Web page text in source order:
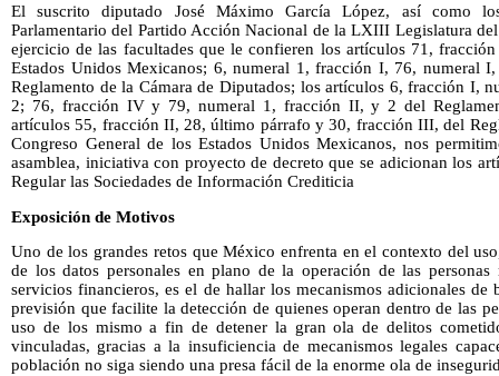
El suscrito diputado José Máximo García López, así como
Parlamentario del Partido Acción Nacional de la LXIII Legislatura
ejercicio de las facultades que le confieren los artículos 71,
Estados Unidos Mexicanos; 6, numeral 1, fracción I, 76, numeral
Reglamento de la Cámara de Diputados; los artículos 6, fracción I,
2; 76, fracción IV y 79, numeral 1, fracción II, y 2 del
artículos 55, fracción II, 28, último párrafo y 30, fracción III, del
Congreso General de los Estados Unidos Mexicanos, nos
asamblea, iniciativa con proyecto de decreto que se adicionan los
Regular las Sociedades de Información Crediticia
Exposición de Motivos
Uno de los grandes retos que México enfrenta en el contexto del
de los datos personales en plano de la operación de las personas
servicios financieros, es el de hallar los mecanismos adicionales de
previsión que facilite la detección de quienes operan dentro de las
uso de los mismo a fin de detener la gran ola de delitos
vinculadas, gracias a la insuficiencia de mecanismos legales
población no siga siendo una presa fácil de la enorme ola de